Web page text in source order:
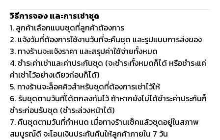
วิธีการจอง และการเช่าชุด
1. ลูกค้าเลือกแบบชุดที่ลูกค้าต้องการ
2. แจ้งวันที่ต้องการใช้งานวันที่จะคืนชุด และรูปแบบการส่งของ
3. ทางร้านจะแจ้งราคา และสรุปค่าใช้จ่ายทั้งหมด
4. ชำระค่าเช่าและค่าประกันชุด (จะชำระทั้งหมดก็ได้ หรือชำระแค่
ค่าเช่าไว้อย่างเดียวก่อนก็ได้)
5. ทางร้านจะล็อคคิวสำหรับชุดที่ต้องการเช่าไว้ให้
6. รับชุดตามวันที่ได้ตกลงกันไว้ ถ้าหากยังไม่ได้ชำระค่าประกันก็
ชำระก่อนรับชุด (ชำระล่วงหน้าได้)
7. คืนชุดตามวันที่กำหนด เมื่อทางร้านเช็คแล้วชุดอยู่ในสภาพ
สมบูรณ์ดี จะโอนเงินประกันคืนให้ลูกค้าภายใน 7 วัน